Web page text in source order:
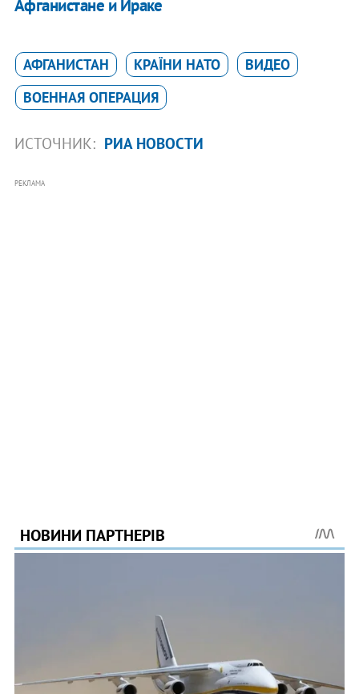
Афганистане и Ираке
АФГАНИСТАН КРАЇНИ НАТО
ВИДЕО
ВОЕННАЯ ОПЕРАЦИЯ
ИСТОЧНИК: РИА НОВОСТИ
РЕКЛАМА